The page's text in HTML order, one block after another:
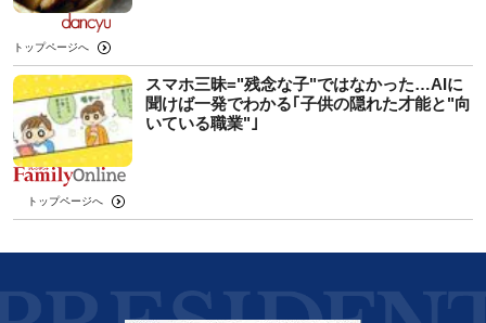
トップページへ
スマホ三昧="残念な子"ではなかった…AIに
聞けば一発でわかる｢子供の隠れた才能と"向
いている職業"｣
トップページへ